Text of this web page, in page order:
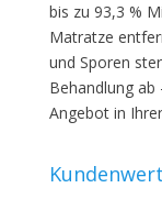
bis zu 93,3 %
Matratze
und Sporen
Behandlung ab
Angebot in